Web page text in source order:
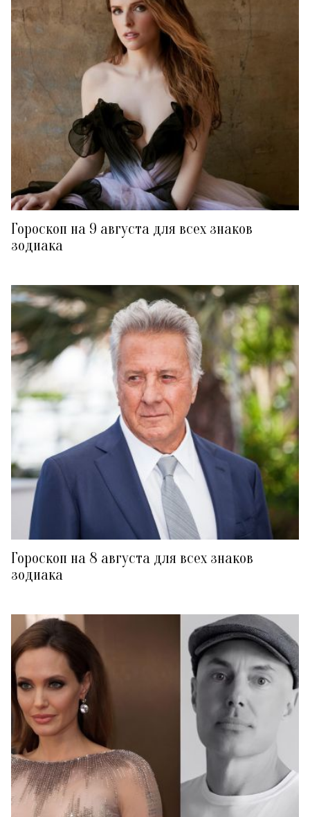
Гороскоп на 9 августа для всех знаков
зодиака
Гороскоп на 8 августа для всех знаков
зодиака